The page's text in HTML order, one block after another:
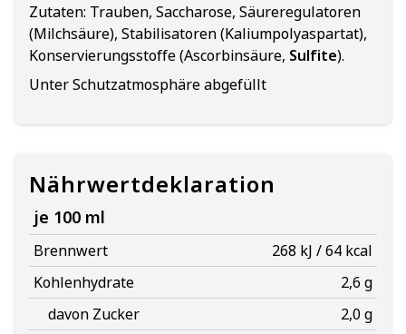
Zutaten: Trauben, Saccharose, Säureregulatoren
(Milchsäure), Stabilisatoren (Kaliumpolyaspartat),
Konservierungsstoffe (Ascorbinsäure, Sulfite).
Unter Schutzatmosphäre abgefüllt
Nährwertdeklaration
je 100 ml
Brennwert
268 kJ / 64 kcal
Kohlenhydrate
2,6 g
davon Zucker
2,0 g